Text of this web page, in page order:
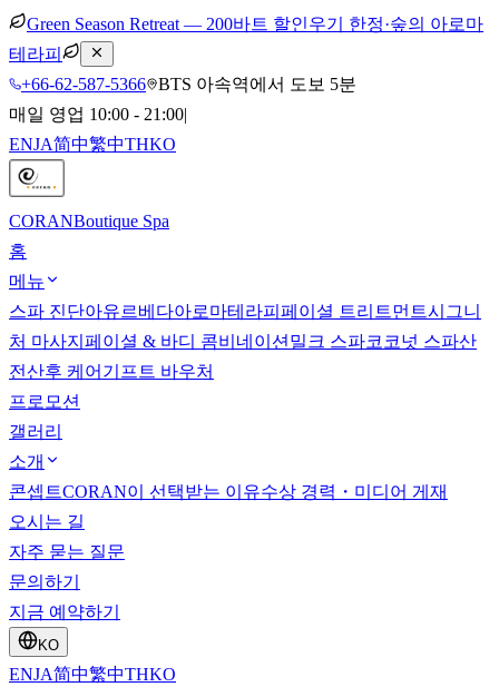
Green Season Retreat — 200바트 할인우기 한정·숲의 아로마
테라피
+66-62-587-5366
BTS 아속역에서 도보 5분
매일 영업 10:00 - 21:00|
ENJA简中繁中THKO
CORANBoutique Spa
홈
메뉴
스파 진단아유르베다아로마테라피 페이셜 트리트먼트시그니
처 마사지 페이셜 & 바디 콤비네이션 밀크 스파코코넛 스파산
전산후 케어 기프트 바우처
프로모션
갤러리
소개
콘셉트CORAN이 선택받는 이유수상 경력・미디어 게재
오시는 길
자주 묻는 질문
문의하기
지금 예약하기
KO
ENJA简中繁中THKO